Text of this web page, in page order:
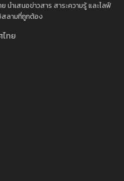
นำเสนอข่าวสาร สาระความรู้ และไลฟ์
ลามที่ถูกต้อง
ไทย